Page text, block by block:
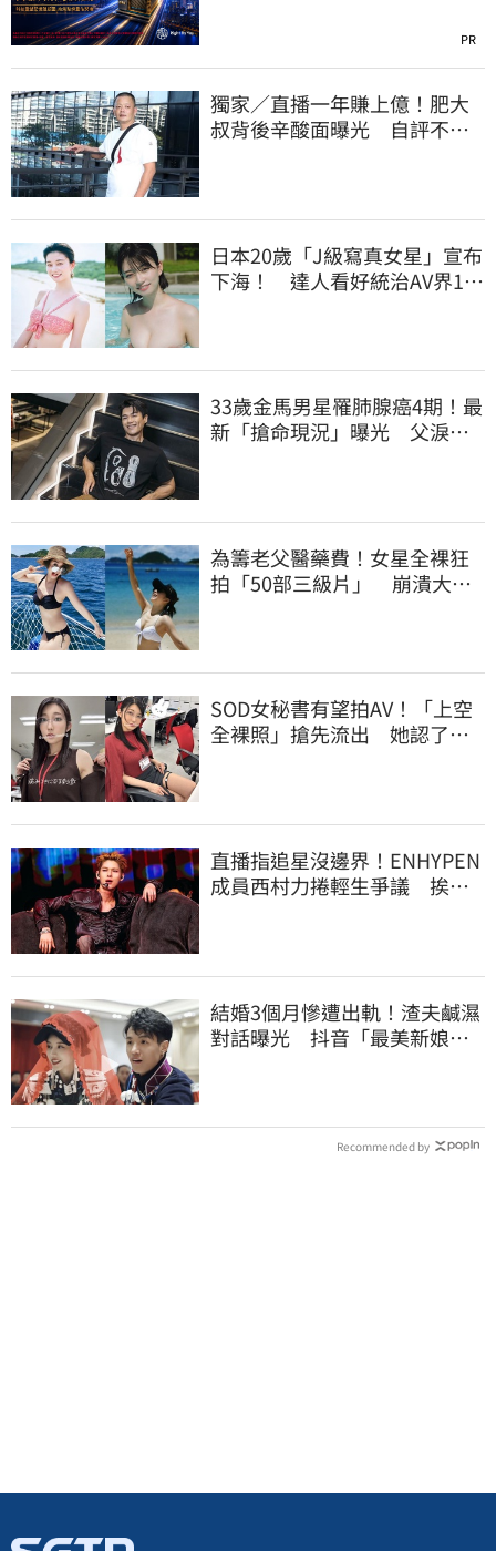
PR
獨家／直播一年賺上億！肥大
叔背後辛酸面曝光 自評不及
日本20歲「J級寫真女星」宣布
下海！ 達人看好統治AV界10
33歲金馬男星罹肺腺癌4期！最
新「搶命現況」曝光 父淚
為籌老父醫藥費！女星全裸狂
拍「50部三級片」 崩潰大
SOD女秘書有望拍AV！「上空
全裸照」搶先流出 她認了：
直播指追星沒邊界！ENHYPEN
成員西村力捲輕生爭議 挨
結婚3個月慘遭出軌！渣夫鹹濕
對話曝光 抖音「最美新娘」
Recommended by